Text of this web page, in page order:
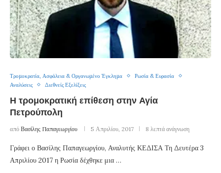
Τρομοκρατία, Ασφάλεια & Οργανωμένο Έγκλημα
Ρωσία & Ευρασία
Αναλύσεις
Διεθνείς Εξελίξεις
Η τρομοκρατική επίθεση στην Αγία
Πετρούπολη
από Βασίλης Παπαγεωργίου 5 Απριλίου, 2017 8 λεπτά ανάγνωση
Γράφει ο Βασίλης Παπαγεωργίου, Αναλυτής ΚΕΔΙΣΑ Τη Δευτέρα 3
Απριλίου 2017 η Ρωσία δέχθηκε μια …